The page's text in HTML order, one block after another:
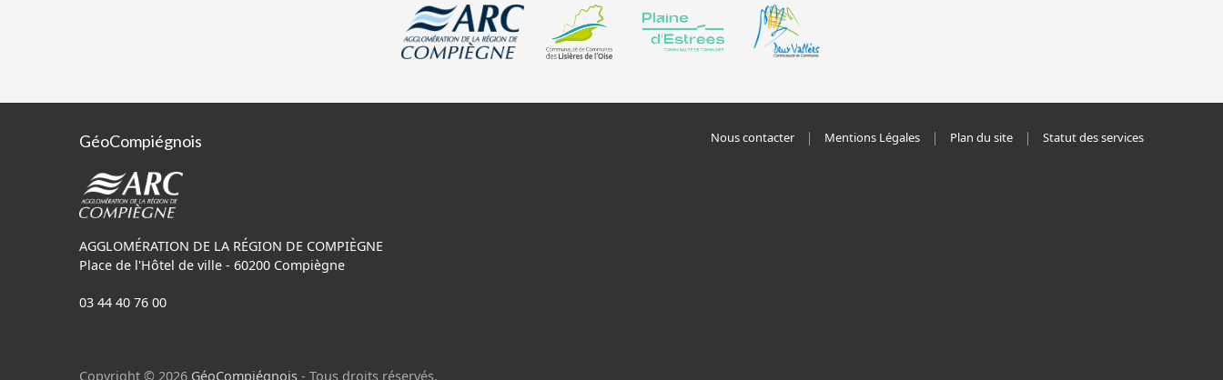
GéoCompiégnois
AGGLOMÉRATION DE LA RÉGION DE COMPIÈGNE
Place de l'Hôtel de ville - 60200 Compiègne
03 44 40 76 00
Nous contacter Mentions Légales Plan du site Statut des services
Copyright © 2026 GéoCompiégnois - Tous droits réservés.